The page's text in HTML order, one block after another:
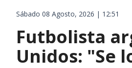
Sábado 08 Agosto, 2026 | 12:51
Futbolista
Unidos: "Se